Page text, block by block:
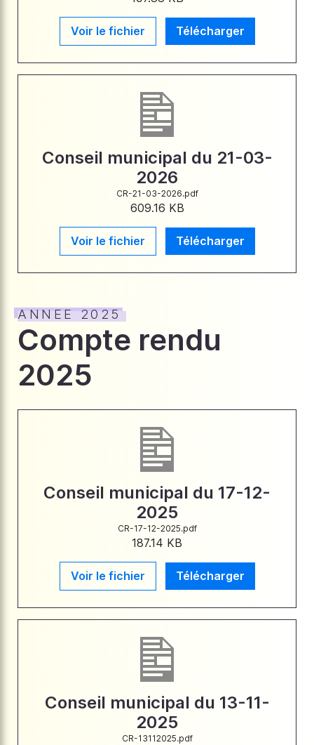
Voir le fichier Télécharger
Conseil municipal du 21-03-
2026
CR-21-03-2026.pdf
609.16 KB
Voir le fichier Télécharger
ANNEE 2025
Compte rendu
2025
Conseil municipal du 17-12-
2025
CR-17-12-2025.pdf
187.14 KB
Voir le fichier Télécharger
Conseil municipal du 13-11-
2025
CR-13112025.pdf